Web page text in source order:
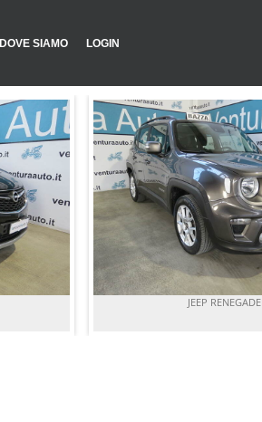
DOVE SIAMO LOGIN
JEEP RENEGADE